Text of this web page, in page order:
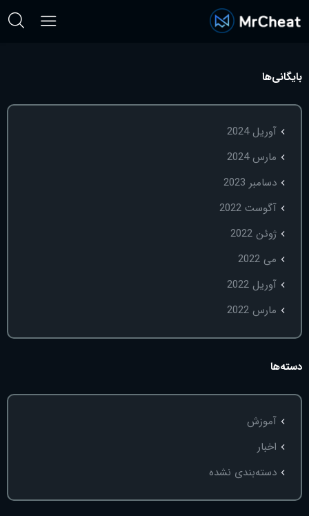
بایگانی‌ها
آوریل 2024
مارس 2024
دسامبر 2023
آگوست 2022
ژوئن 2022
می 2022
آوریل 2022
مارس 2022
دسته‌ها
آموزش
اخبار
دسته‌بندی نشده